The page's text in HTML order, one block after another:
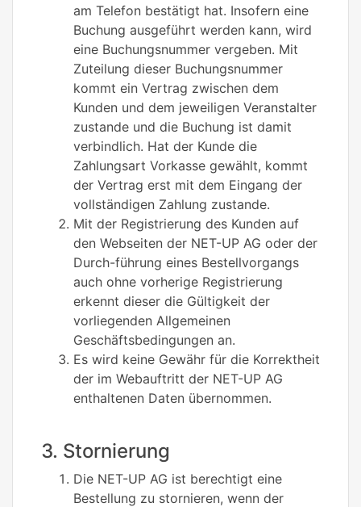
am Telefon bestätigt hat. Insofern eine
Buchung ausgeführt werden kann, wird
eine Buchungsnummer vergeben. Mit
Zuteilung dieser Buchungsnummer
kommt ein Vertrag zwischen dem
Kunden und dem jeweiligen Veranstalter
zustande und die Buchung ist damit
verbindlich. Hat der Kunde die
Zahlungsart Vorkasse gewählt, kommt
der Vertrag erst mit dem Eingang der
vollständigen Zahlung zustande.
Mit der Registrierung des Kunden auf
den Webseiten der NET-UP AG oder der
Durch-führung eines Bestellvorgangs
auch ohne vorherige Registrierung
erkennt dieser die Gültigkeit der
vorliegenden Allgemeinen
Geschäftsbedingungen an.
Es wird keine Gewähr für die Korrektheit
der im Webauftritt der NET-UP AG
enthaltenen Daten übernommen.
3. Stornierung
Die NET-UP AG ist berechtigt eine
Bestellung zu stornieren, wenn der